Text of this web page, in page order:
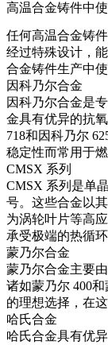
高温合金铸件中
任何高温合金铸
经过特殊设计，
合金铸件生产中
因科乃尔合金
因科乃尔合金是
金具有优异的抗
718和因科乃尔
稳定性而常用于
CMSX 系列
CMSX 系列 是单
号。这些合金以
为涡轮叶片等高
承受极端的热循环
蒙乃尔合金
蒙乃尔合金主要
诸如蒙乃尔 400和
的理想选择，在
哈氏合金
哈氏合金具有优